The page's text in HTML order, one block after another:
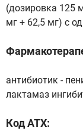
(дозировка 125
мг + 62,5 мг) с
антибиотик -
лактамаз
Код АТХ: